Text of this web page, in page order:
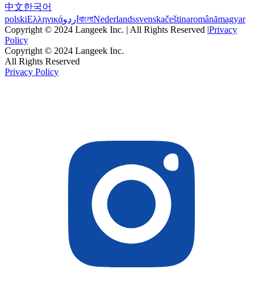
中文한국어
polskiΕλληνικάاردو বাংলাNederlandssvenskačeštinaromânămagyar
Copyright © 2024 Langeek Inc. | All Rights Reserved |Privacy
Policy
Copyright © 2024 Langeek Inc.
All Rights Reserved
Privacy Policy